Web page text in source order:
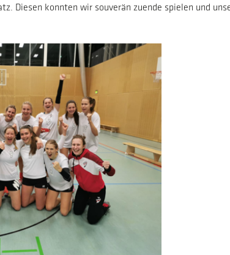
Diesen konnten wir souverän zuende spielen und